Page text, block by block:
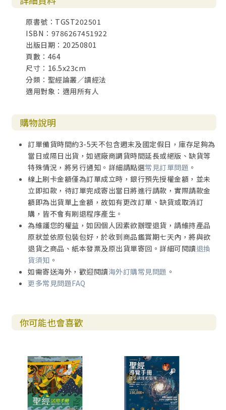
原書號：TGST202501
ISBN：9786267451922
出版日期：20250801
頁數：464
尺寸：16.5x23cm
分類：聖經論叢／讀經法
適用對象：適用所有人
購物說明
訂單備貨時間約3-5天不包含週末及國定假日，庫存足夠為
當日或隔日出貨，如遇廠商調貨時間延長或絕版、缺貨等
特殊情況，將另行通知。詳細請點選常見訂單問題 。
線上刷卡金額僅為訂單成立時，銀行預先授權金額，並未
立即扣款，待訂單完成寄出當日將進行請款，實際請款金
額即為出貨單上金額，故如有更改訂單、缺貨或取消訂
購，皆不會有刷退程序產生。
為維護您的權益，如因個人因素欲辦理退貨，請維持產品
原狀並依原包裝包好，於收到商品鑑賞期七天內，將與欲
退貨之商品、紙本發票及原出貨單寄回。詳細可閱讀退換
貨須知 。
如需寄送海外，歡迎閱讀海外訂購常見問題 。
更多常見問題FAQ
你可能也會喜歡